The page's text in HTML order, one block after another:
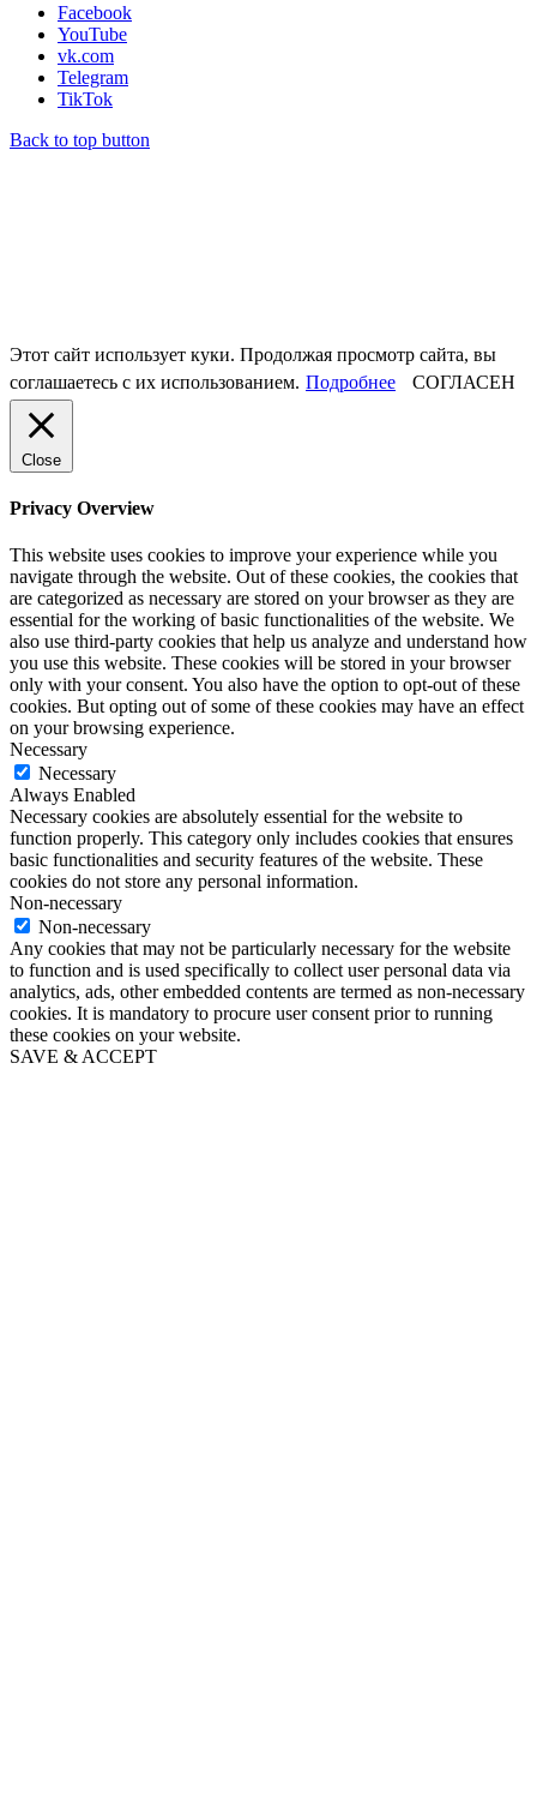
Facebook
YouTube
vk.com
Telegram
TikTok
Back to top button
Этот сайт использует куки. Продолжая просмотр сайта, вы
соглашаетесь с их использованием. Подробнее СОГЛАСЕН
Close
Privacy Overview
This website uses cookies to improve your experience while you
navigate through the website. Out of these cookies, the cookies that
are categorized as necessary are stored on your browser as they are
essential for the working of basic functionalities of the website. We
also use third-party cookies that help us analyze and understand how
you use this website. These cookies will be stored in your browser
only with your consent. You also have the option to opt-out of these
cookies. But opting out of some of these cookies may have an effect
on your browsing experience.
Necessary
Necessary
Always Enabled
Necessary cookies are absolutely essential for the website to
function properly. This category only includes cookies that ensures
basic functionalities and security features of the website. These
cookies do not store any personal information.
Non-necessary
Non-necessary
Any cookies that may not be particularly necessary for the website
to function and is used specifically to collect user personal data via
analytics, ads, other embedded contents are termed as non-necessary
cookies. It is mandatory to procure user consent prior to running
these cookies on your website.
SAVE & ACCEPT